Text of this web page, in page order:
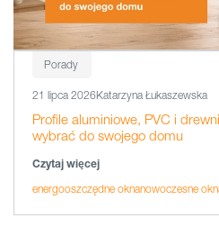
Porady
21 lipca 2026Katarzyna Łukaszewska
Profile aluminiowe, PVC i
wybrać do swojego domu
Czytaj więcej
energooszczędne oknanowoczesne